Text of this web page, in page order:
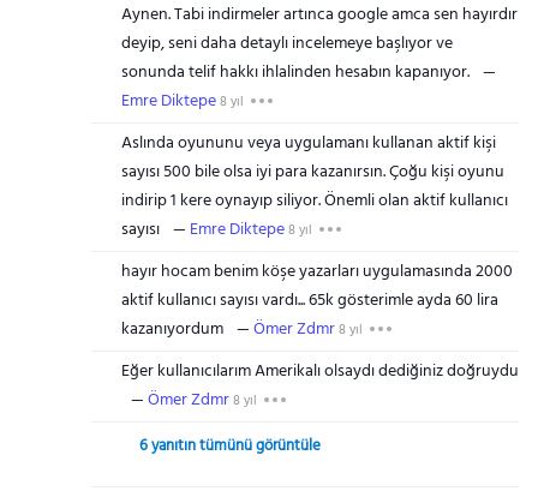
Aynen. Tabi indirmeler artınca google amca sen hayırdır
deyip, seni daha detaylı incelemeye başlıyor ve
sonunda telif hakkı ihlalinden hesabın kapanıyor.
Emre Diktepe8 yıl
Aslında oyununu veya uygulamanı kullanan aktif kişi
sayısı 500 bile olsa iyi para kazanırsın. Çoğu kişi oyunu
indirip 1 kere oynayıp siliyor. Önemli olan aktif kullanıcı
sayısı
Emre Diktepe8 yıl
hayır hocam benim köşe yazarları uygulamasında 2000
aktif kullanıcı sayısı vardı... 65k gösterimle ayda 60 lira
kazanıyordum
Ömer Zdmr8 yıl
Eğer kullanıcılarım Amerikalı olsaydı dediğiniz doğruydu
Ömer Zdmr8 yıl
6 yanıtın tümünü görüntüle